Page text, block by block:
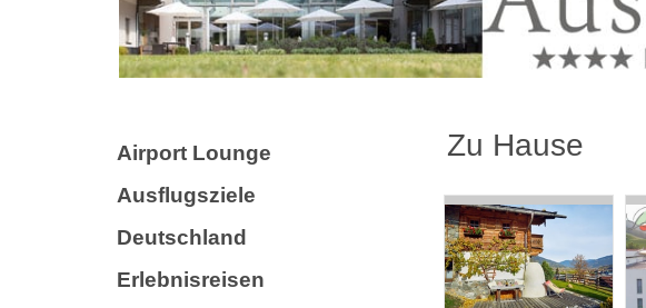
Airport Lounge
Ausflugsziele
Deutschland
Erlebnisreisen
Zu Hause